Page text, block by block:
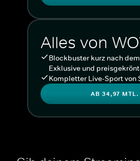
Alles von
Blockbuster kurz nach
Exklusive und
Kompletter Live-Sport von
AB 34,97 MTL.